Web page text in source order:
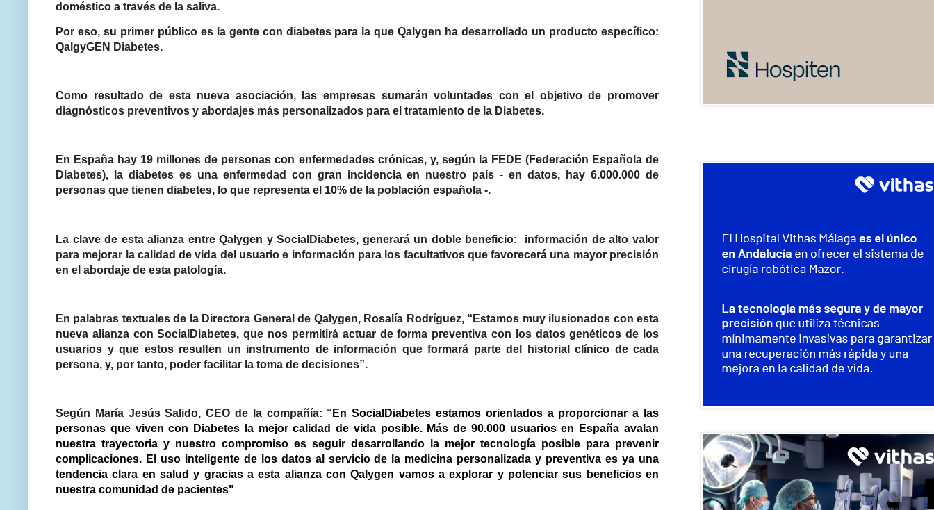
doméstico a través de la saliva.
Por eso, su primer público es la gente con diabetes para la que Qalygen ha desarrollado un producto específico:
QalgyGEN Diabetes.
Como resultado de esta nueva asociación, las empresas sumarán voluntades con el objetivo de promover
diagnósticos preventivos y abordajes más personalizados para el tratamiento de la Diabetes.
En España hay 19 millones de personas con enfermedades crónicas, y, según la FEDE (Federación Española de
Diabetes), la diabetes es una enfermedad con gran incidencia en nuestro país - en datos, hay 6.000.000 de
personas que tienen diabetes, lo que representa el 10% de la población española -.
La clave de esta alianza entre Qalygen y SocialDiabetes, generará un doble beneficio: información de alto valor
para mejorar la calidad de vida del usuario e información para los facultativos que favorecerá una mayor precisión
en el abordaje de esta patología.
En palabras textuales de la Directora General de Qalygen, Rosalía Rodríguez, “Estamos muy ilusionados con esta
nueva alianza con SocialDiabetes, que nos permitirá actuar de forma preventiva con los datos genéticos de los
usuarios y que estos resulten un instrumento de información que formará parte del historial clínico de cada
persona, y, por tanto, poder facilitar la toma de decisiones”.
Según María Jesús Salido, CEO de la compañía: “ En SocialDiabetes estamos orientados a proporcionar a las
personas que viven con Diabetes la mejor calidad de vida posible. Más de 90.000 usuarios en España avalan
nuestra trayectoria y nuestro compromiso es seguir desarrollando la mejor tecnología posible para prevenir
complicaciones. El uso inteligente de los datos al servicio de la medicina personalizada y preventiva es ya una
tendencia clara en salud y gracias a esta alianza con Qalygen vamos a explorar y potenciar sus beneficios en
nuestra comunidad de pacientes"